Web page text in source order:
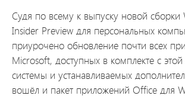
Судя по всему к выпуску новой сборки
Insider Preview для персональных
приурочено обновление почти всех
Microsoft, доступных в комплекте с
системы и устанавливаемых
вошёл и пакет приложений Office для